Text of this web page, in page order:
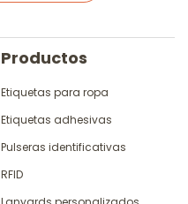
Productos
Etiquetas para ropa
Etiquetas adhesivas
Pulseras identificativas
RFID